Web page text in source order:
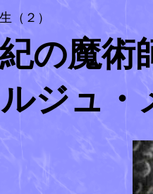
（２）
の魔術
ジュ